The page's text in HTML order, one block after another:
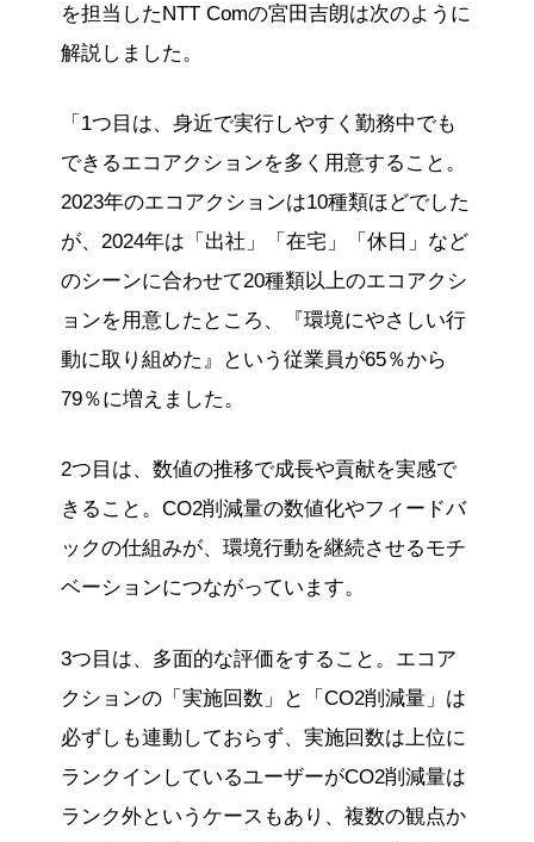
を担当したNTT Comの宮田吉朗は次のように
解説しました。
「1つ目は、身近で実行しやすく勤務中でも
できるエコアクションを多く用意すること。
2023年のエコアクションは10種類ほどでした
が、2024年は「出社」「在宅」「休日」など
のシーンに合わせて20種類以上のエコアクシ
ョンを用意したところ、『環境にやさしい行
動に取り組めた』という従業員が65％から
79％に増えました。
2つ目は、数値の推移で成長や貢献を実感で
きること。CO2削減量の数値化やフィードバ
ックの仕組みが、環境行動を継続させるモチ
ベーションにつながっています。
3つ目は、多面的な評価をすること。エコア
クションの「実施回数」と「CO2削減量」は
必ずしも連動しておらず、実施回数は上位に
ランクインしているユーザーがCO2削減量は
ランク外というケースもあり、複数の観点か